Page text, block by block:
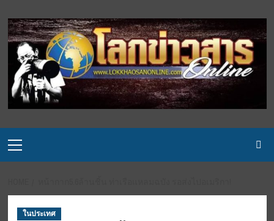
to
content
Menu
ในประเทศ